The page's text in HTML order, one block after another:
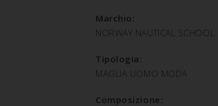
Marchio:
NORWAY NAUTICAL SCHOOL
Tipologia:
MAGLIA UOMO MODA
Composizione: